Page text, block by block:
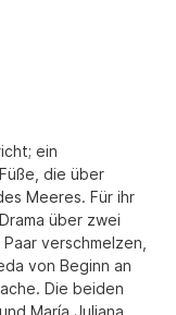
ein
die über
Meeres. Für ihr
über zwei
verschmelzen,
von Beginn an
Die beiden